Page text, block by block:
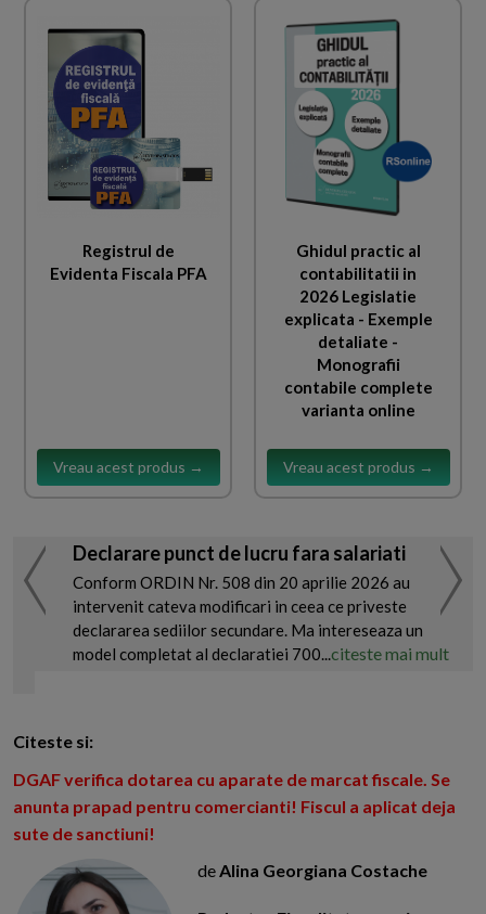
Registrul de
Evidenta Fiscala PFA
Vreau acest produs →
Ghidul practic al
contabilitatii in
2026 Legislatie
explicata - Exemple
detaliate -
Monografii
contabile complete
varianta online
Vreau acest produs →
Declarare punct de lucru fara salariati
Conform ORDIN Nr. 508 din 20 aprilie 2026 au
intervenit cateva modificari in ceea ce priveste
declararea sediilor secundare. Ma intereseaza un
model completat al declaratiei 700...citeste mai mult
Citeste si:
DGAF verifica dotarea cu aparate de marcat fiscale. Se
anunta prapad pentru comercianti! Fiscul a aplicat deja
sute de sanctiuni!
deAlina Georgiana Costache